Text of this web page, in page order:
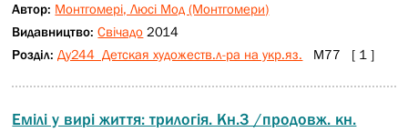
Автор: Монтгомері, Люсі Мод (Монтгомери)
Видавництво:Свічадо 2014
Розділ: Ду244 Детская художеств.л-ра на укр.яз. М77 [ 1 ]
Емілі у вирі життя: трилогія. Кн.3 /продовж. кн.